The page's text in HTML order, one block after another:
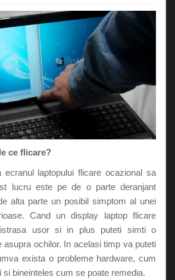
ce flicare?
ecranul laptopului flicare ocazional sa
lucru este pe de o parte deranjant
alta parte un posibil simptom al unei
Cand un display laptop flicare
usor si in plus puteti simti o
asupra ochilor. In acelasi timp va puteti
exista o probleme hardware, cum
si bineinteles cum se poate remedia.